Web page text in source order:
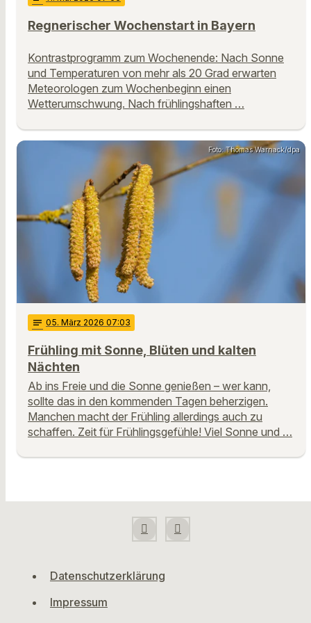
Regnerischer Wochenstart in Bayern
Kontrastprogramm zum Wochenende: Nach Sonne
und Temperaturen von mehr als 20 Grad erwarten
Meteorologen zum Wochenbeginn einen
Wetterumschwung. Nach frühlingshaften …
Foto: Thomas Warnack/dpa
notes 05. März 2026 07:03
Frühling mit Sonne, Blüten und kalten
Nächten
Ab ins Freie und die Sonne genießen – wer kann,
sollte das in den kommenden Tagen beherzigen.
Manchen macht der Frühling allerdings auch zu
schaffen. Zeit für Frühlingsgefühle! Viel Sonne und …
Datenschutzerklärung
Impressum